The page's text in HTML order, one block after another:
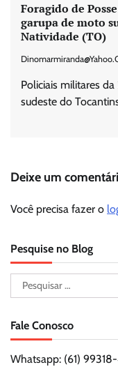
Foragido de
garupa de moto
Natividade (TO)
Policiais militares
sudeste do
Deixe um
Você precisa fazer o
Pesquise no Blog
Pesquisar
por:
Fale Conosco
Whatsapp: (61)